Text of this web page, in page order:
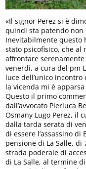
«Il signor Perez si è
quindi sta patendo non
Inevitabilmente questo
stato psicofisico, che
affrontare
venerdì, a cura del pm
luce dell’unico
la vicenda mi è
Questo il primo
dall’avvocato Pierluca
Osmany Lugo Perez, il
dalla tarda serata di
di essere l’assassino
pensione di La Salle,
strada poderale di
di La Salle, al termine